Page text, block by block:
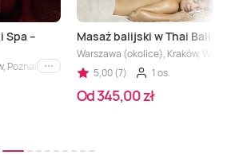
Spa –
Poznań, Łódź, Gdańsk, Katowice
i inne
Masaż balijski w Thai Bali
Warszawa (okolice), Kraków,
5,00 (7)
1 os.
Od 345,00 zł